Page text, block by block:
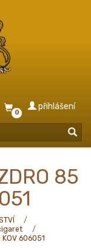
0
přihlášení
85
KOV 606051